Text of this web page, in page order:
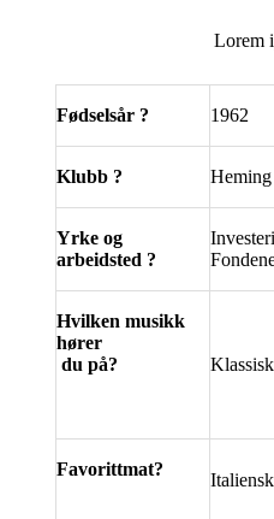
Lorem
Fødselsår ? 1962
Klubb ? Heming
Yrke og
arbeidsted ?
Hvilken musikk
hører
du på?
Favorittmat?